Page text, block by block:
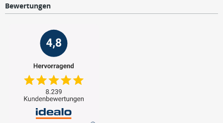
Bewertungen